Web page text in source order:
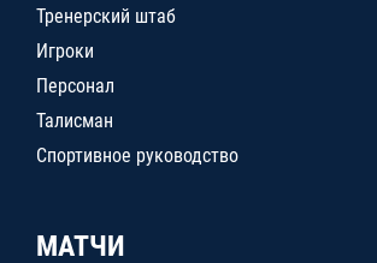
Тренерский штаб
Игроки
Персонал
Талисман
Спортивное руководство
МАТЧИ